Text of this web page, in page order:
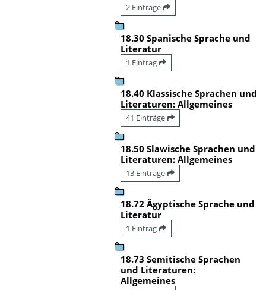
2 Einträge
18.30 Spanische Sprache und
Literatur
1 Eintrag
18.40 Klassische Sprachen und
Literaturen: Allgemeines
41 Einträge
18.50 Slawische Sprachen und
Literaturen: Allgemeines
13 Einträge
18.72 Ägyptische Sprache und
Literatur
1 Eintrag
18.73 Semitische Sprachen
und Literaturen:
Allgemeines